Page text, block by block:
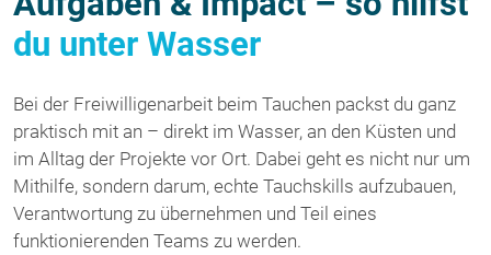
du unter Wasser
Bei der Freiwilligenarbeit beim Tauchen packst du ganz
praktisch mit an – direkt im Wasser, an den Küsten und
im Alltag der Projekte vor Ort. Dabei geht es nicht nur um
Mithilfe, sondern darum, echte Tauchskills aufzubauen,
Verantwortung zu übernehmen und Teil eines
funktionierenden Teams zu werden.